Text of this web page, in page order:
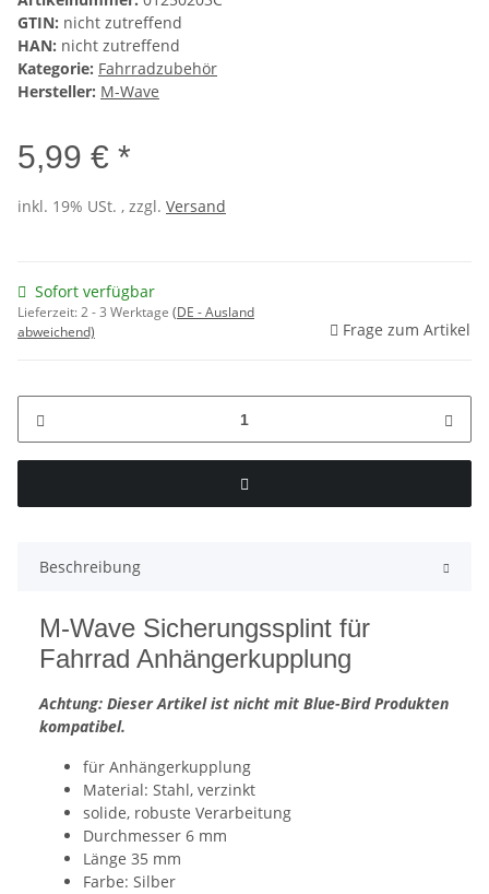
GTIN: nicht zutreffend
HAN: nicht zutreffend
Kategorie: Fahrradzubehör
Hersteller: M-Wave
5,99 € *
inkl. 19% USt. , zzgl. Versand
Sofort verfügbar
Lieferzeit:2 - 3 Werktage (DE - Ausland
abweichend)
Frage zum Artikel
Beschreibung
M-Wave Sicherungssplint für
Fahrrad Anhängerkupplung
Achtung: Dieser Artikel ist nicht mit Blue-Bird Produkten
kompatibel.
für Anhängerkupplung
Material: Stahl, verzinkt
solide, robuste Verarbeitung
Durchmesser 6 mm
Länge 35 mm
Farbe: Silber